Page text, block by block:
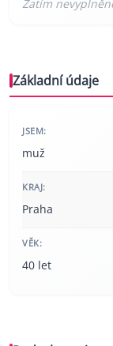
Základní údaje
JSEM:
muž
KRAJ:
Praha
VĚK:
40 let